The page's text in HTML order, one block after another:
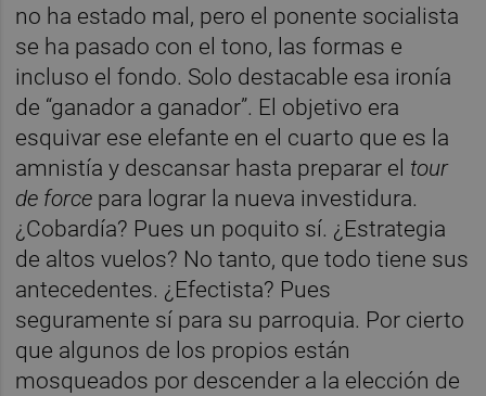
no ha estado mal, pero el ponente socialista
se ha pasado con el tono, las formas e
incluso el fondo. Solo destacable esa ironía
de “ganador a ganador”. El objetivo era
esquivar ese elefante en el cuarto que es la
amnistía y descansar hasta preparar el tour
de force para lograr la nueva investidura.
¿Cobardía? Pues un poquito sí. ¿Estrategia
de altos vuelos? No tanto, que todo tiene sus
antecedentes. ¿Efectista? Pues
seguramente sí para su parroquia. Por cierto
que algunos de los propios están
mosqueados por descender a la elección de